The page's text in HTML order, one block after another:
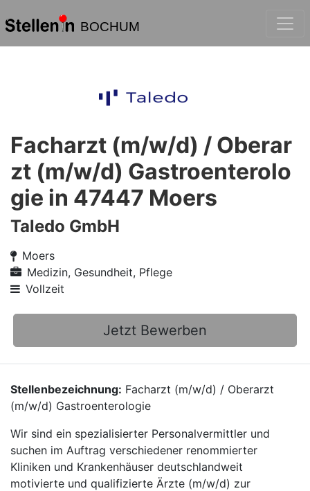
BOCHUM
Facharzt (m/w/d) / Oberar
zt (m/w/d) Gastroenterolo
gie in 47447 Moers
Taledo GmbH
Moers
Medizin, Gesundheit, Pflege
Vollzeit
Jetzt Bewerben
Stellenbezeichnung: Facharzt (m/w/d) / Oberarzt
(m/w/d) Gastroenterologie
Wir sind ein spezialisierter Personalvermittler und
suchen im Auftrag verschiedener renommierter
Kliniken und Krankenhäuser deutschlandweit
motivierte und qualifizierte Ärzte (m/w/d) zur